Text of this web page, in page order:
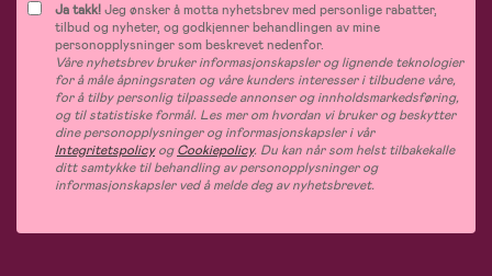
Ja takk!Jeg ønsker å motta nyhetsbrev med personlige rabatter,
tilbud og nyheter, og godkjenner behandlingen av mine
personopplysninger som beskrevet nedenfor.
Våre nyhetsbrev bruker informasjonskapsler og lignende teknologier
for å måle åpningsraten og våre kunders interesser i tilbudene våre,
for å tilby personlig tilpassede annonser og innholdsmarkedsføring,
og til statistiske formål. Les mer om hvordan vi bruker og beskytter
dine personopplysninger og informasjonskapsler i vår
IntegritetspolicyogCookiepolicy. Du kan når som helst tilbakekalle
ditt samtykke til behandling av personopplysninger og
informasjonskapsler ved å melde deg av nyhetsbrevet.